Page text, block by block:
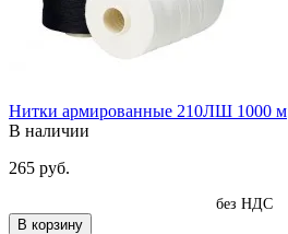
Нитки армированные 210ЛШ 1000 м
В наличии
265 руб.
без НДС
В корзину